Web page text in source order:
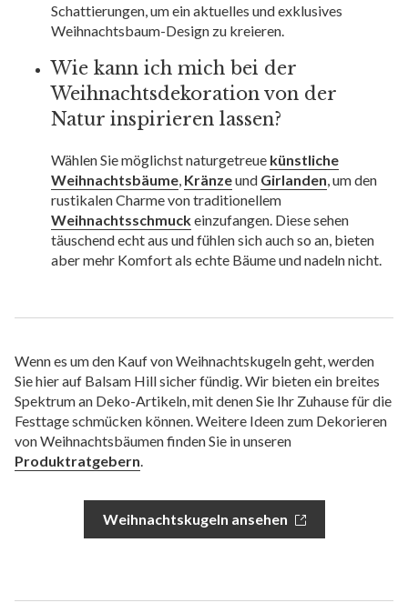
Schattierungen, um ein aktuelles und exklusives
Weihnachtsbaum-Design zu kreieren.
Wie kann ich mich bei der
Weihnachtsdekoration von der
Natur inspirieren lassen?
Wählen Sie möglichst naturgetreue künstliche
Weihnachtsbäume Kränzeund Girlanden , um den
rustikalen Charme von traditionellem
Weihnachtsschmuckeinzufangen. Diese sehen
täuschend echt aus und fühlen sich auch so an, bieten
aber mehr Komfort als echte Bäume und nadeln nicht.
Wenn es um den Kauf von Weihnachtskugeln geht, werden
Sie hier auf Balsam Hill sicher fündig. Wir bieten ein breites
Spektrum an Deko-Artikeln, mit denen Sie Ihr Zuhause für die
Festtage schmücken können. Weitere Ideen zum Dekorieren
von Weihnachtsbäumen finden Sie in unseren
Produktratgebern
Weihnachtskugeln ansehen